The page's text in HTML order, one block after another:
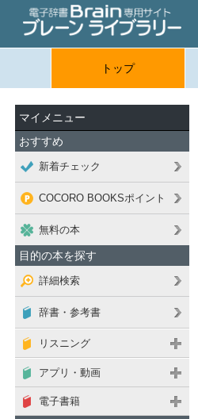
トップ
マイメニュー
おすすめ
新着チェック
COCORO BOOKSポイント
無料の本
目的の本を探す
詳細検索
辞書・参考書
リスニング
アプリ・動画
電子書籍